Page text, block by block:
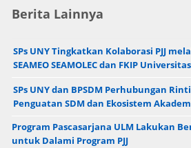
Berita Lainnya
SPs UNY Tingkatkan Kolaborasi PJJ
SEAMEO SEAMOLEC dan FKIP
SPs UNY dan BPSDM Perhubungan
Penguatan SDM dan Ekosistem
Program Pascasarjana ULM Lakukan
untuk Dalami Program PJJ